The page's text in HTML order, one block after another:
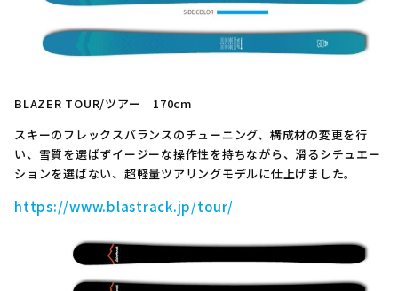
BLAZER TOUR/ツアー 170cm
スキーのフレックスバランスのチューニング、構成材の変更を行
い、雪質を選ばずイージーな操作性を持ちながら、滑るシチュエー
ションを選ばない、超軽量ツアリングモデルに仕上げました。
https://www.blastrack.jp/tour/